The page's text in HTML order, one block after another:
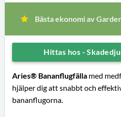
Bästa ekonomi av
Hittas hos -
Aries® Bananflugfällamed
hjälper dig att snabbt och
bananflugorna.